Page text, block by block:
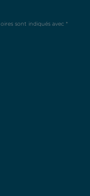
sont indiqués avec *